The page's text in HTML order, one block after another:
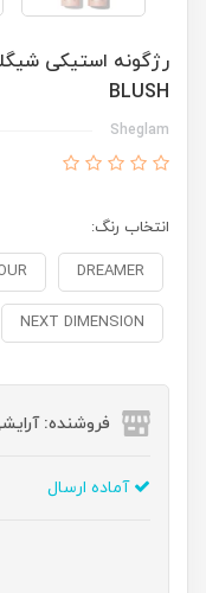
BLUSH
Sheglam
انتخاب رنگ:
DREAMER
NEXT DIMENSION
فروشنده:
آماده ارسال